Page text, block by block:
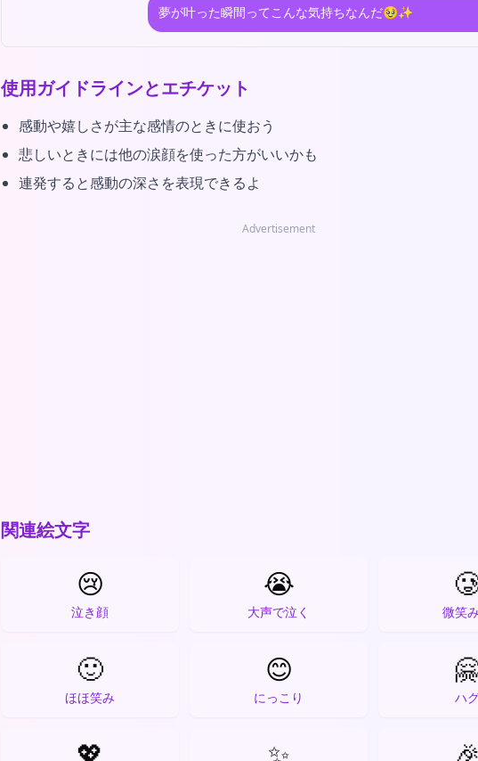
夢が叶った瞬間ってこんな気持ちなんだ🥹✨
使用ガイドラインとエチケット
感動や嬉しさが主な感情のときに使おう
悲しいときには他の涙顔を使った方がいいかも
連発すると感動の深さを表現できるよ
Advertisement
関連絵文字
😢
泣き顔
😭
大声で泣く 微笑
🙂
ほほ笑み
😊
にっこり ハ